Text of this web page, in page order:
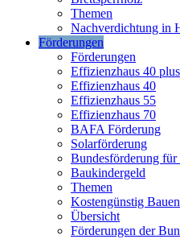
Themen
Nachverdichtung in
Förderungen
Förderungen
Effizienzhaus 40 plus
Effizienzhaus 40
Effizienzhaus 55
Effizienzhaus 70
BAFA Förderung
Solarförderung
Bundesförderung
Baukindergeld
Themen
Kostengünstig Bauen
Übersicht
Förderungen der